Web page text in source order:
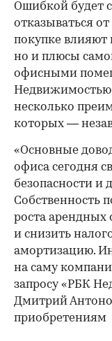
Ошибкой будет
отказываться
покупке влияют
но и плюсы
офисными
несколько
которых —
«Основные
офиса сегодня
безопасности и
Собственность
роста арендных
и снизить
амортизацию.
на саму
запросу «РБК
Дмитрий
приобретениям